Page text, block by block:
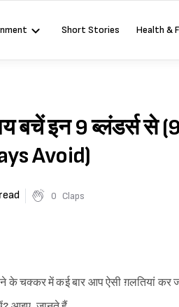
Short Stories Health &
बचें इन 9 ब्लंडर्स से
Avoid)
0 Claps
के चक्कर में कई बार आप ऐसी ग़लतियां कर